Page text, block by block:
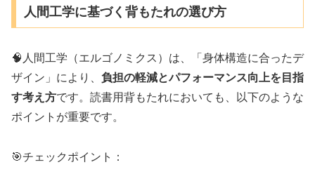
人間工学に基づく背もたれの選び方
🧠人間工学（エルゴノミクス）は、「身体構造に合ったデ
ザイン」により、 負担の軽減とパフォーマンス向上を目指
す考え方です。読書用背もたれにおいても、以下のような
ポイントが重要です。
🎯チェックポイント：